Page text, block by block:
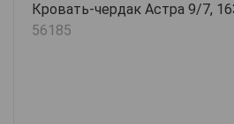
Кровать-чердак Астра 9/7,
56185